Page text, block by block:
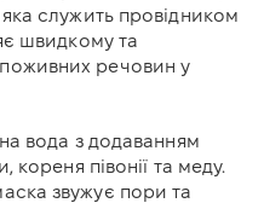
служить провідником
швидкому та
речовин у
вода з додаванням
кореня півонії та меду.
звужує пори та